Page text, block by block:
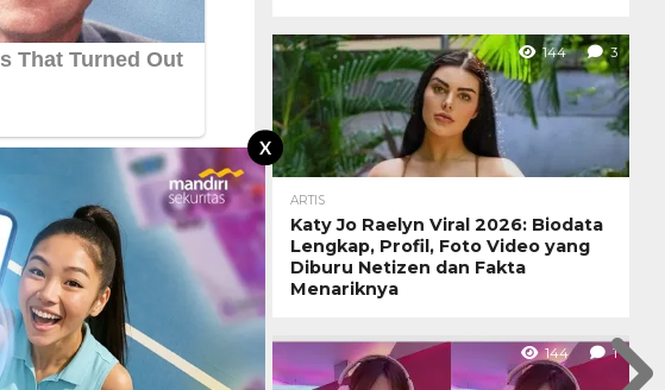
X
144 3
ARTIS
Katy Jo Raelyn Viral 2026: Biodata
Lengkap, Profil, Foto Video yang
Diburu Netizen dan Fakta
Menariknya
144 1